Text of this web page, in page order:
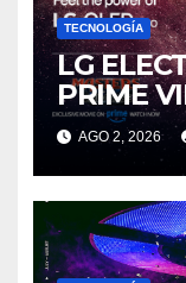
TECNOLOGÍA
LG
PRIME
THE
AGO 2, 2026